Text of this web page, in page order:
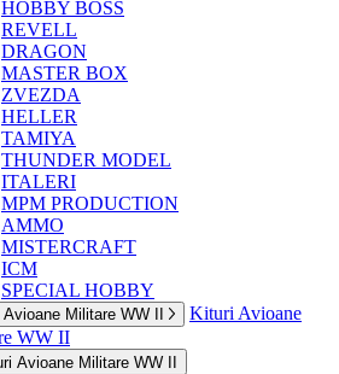
HOBBY BOSS
REVELL
DRAGON
MASTER BOX
ZVEZDA
HELLER
TAMIYA
THUNDER MODEL
ITALERI
MPM PRODUCTION
AMMO
MISTERCRAFT
ICM
SPECIAL HOBBY
Avioane Militare WW II
Kituri Avioane
WW II
Avioane Militare WW II